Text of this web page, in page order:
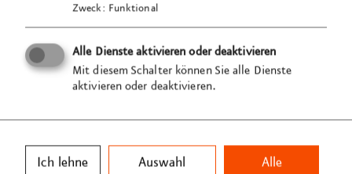
Ausarbeitung den dritten Platz unter den
eingegangenen Angeboten.
Zweck: Funktional
Alle Dienste aktivieren oder deaktivieren
Mit diesem Schalter können Sie alle Dienste
aktivieren oder deaktivieren.
Ich lehne
Auswahl
Alle